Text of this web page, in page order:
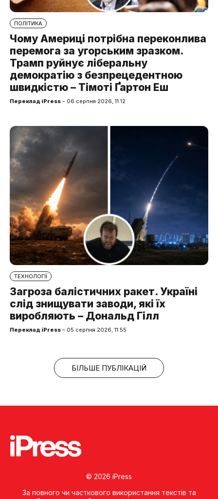
ПОЛІТИКА
Чому Америці потрібна переконлива
перемога за угорським зразком.
Трамп руйнує ліберальну
демократію з безпрецедентною
швидкістю – Тімоті Ґартон Еш
Переклад iPress – 06 серпня 2026, 11:12
ТЕХНОЛОГІЇ
Загроза балістичних ракет. Україні
слід знищувати заводи, які їх
виробляють – Дональд Гілл
Переклад iPress – 05 серпня 2026, 11:55
БІЛЬШЕ ПУБЛІКАЦІЙ
© 2026 iPress
За повного чи часткового використання текстів та